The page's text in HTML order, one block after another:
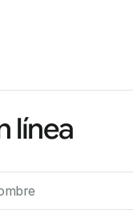
línea